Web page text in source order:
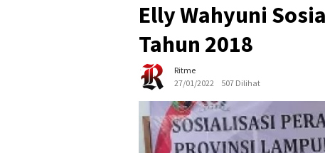
Elly Wahyuni
Tahun 2018
Ritme
27/01/2022
507 Dilihat